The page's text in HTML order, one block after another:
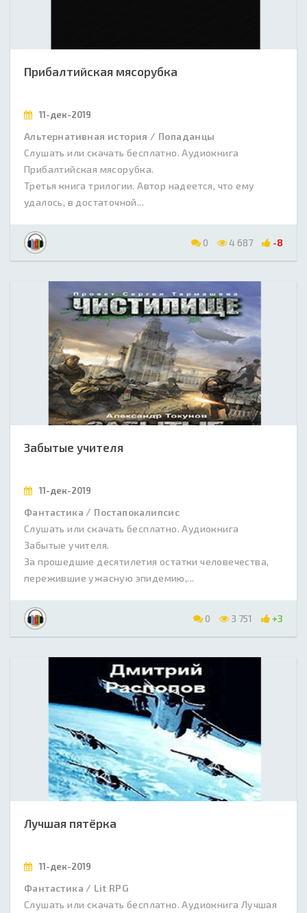
Прибалтийская мясорубка
11-дек-2019
Альтернативная история / Попаданцы
Слушать или скачать бесплатно. Аудиокнига
Прибалтийская мясорубка.
Третья книга трилогии. Автор надеется, что ему
удалось, в достаточной...
0 4 687 -8
Забытые учителя
11-дек-2019
Фантастика / Постапокалипсис
Слушать или скачать бесплатно. Аудиокнига
Забытые учителя.
За прошедшие десятилетия остатки человечества,
пережившие ужасную эпидемию,...
0 3 751 +3
Лучшая пятёрка
11-дек-2019
Фантастика / Lit RPG
Слушать или скачать бесплатно. Аудиокнига Лучшая